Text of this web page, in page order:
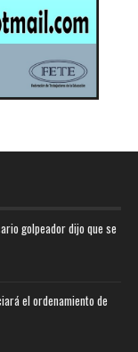
golpeador dijo que se
el ordenamiento de